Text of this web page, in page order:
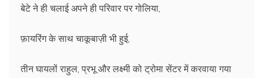
बेटे ने ही चलाई अपने ही परिवार पर गोलिया,
फ़ायरिंग के साथ चाकूबाज़ी भी हुई,
तीन घायलों राहुल, प्रभू और लक्ष्मी को ट्रोमा सेंटर में करवाया गया